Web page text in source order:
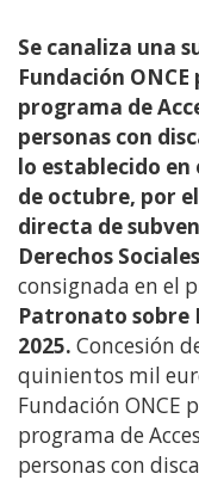
Se canaliza una
Fundación
programa de
personas con
lo establecido en
de octubre, por
directa de
Derechos
consignada en el
Patronato sobre
2025. Concesión
quinientos mil
Fundación ONCE
programa de
personas con